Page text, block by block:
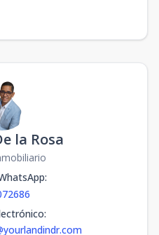
la Rosa
:
: